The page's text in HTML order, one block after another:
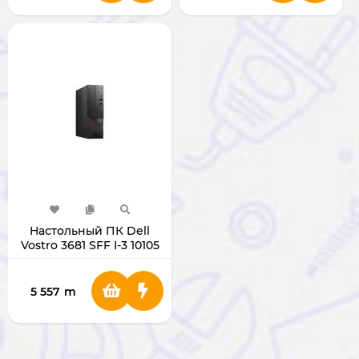
Настольный ПК Dell
Vostro 3681 SFF I-3 10105
5 557 m